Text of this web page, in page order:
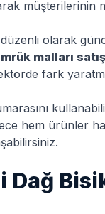
müşterilerinin
olarak
malları satış
fark
hem ürünler
Dağ